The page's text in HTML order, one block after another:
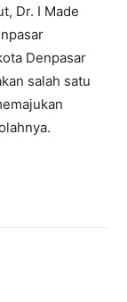
Dr. I Made
Denpasar
salah satu